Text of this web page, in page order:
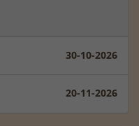
30-10-2026
20-11-2026